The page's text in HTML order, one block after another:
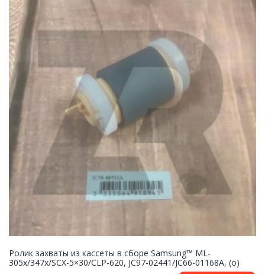
Ролик захваты из кассеты в сборе Samsung™ ML-
305x/347x/SCX-5×30/CLP-620, JC97-02441/JC66-01168A, (o)